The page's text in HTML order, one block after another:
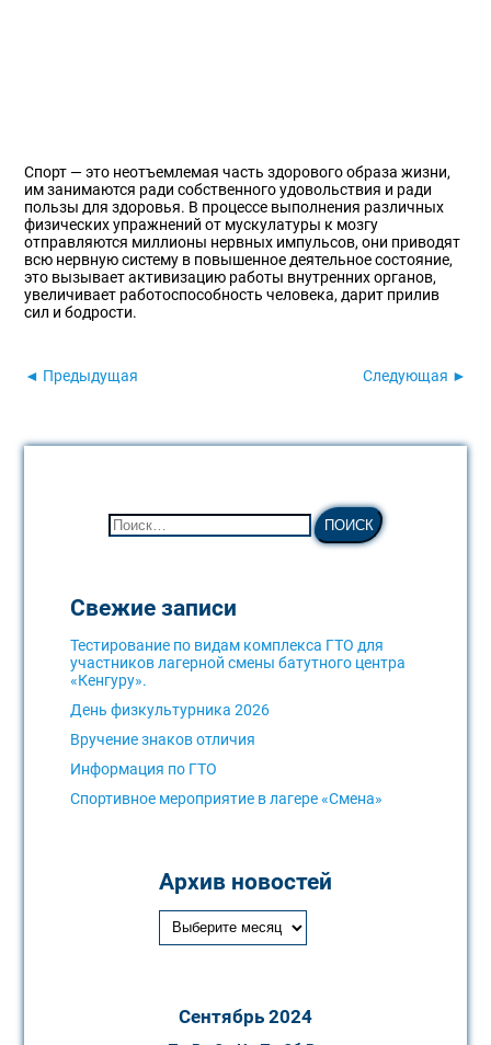
Спорт — это неотъемлемая часть здорового образа жизни,
им занимаются ради собственного удовольствия и ради
пользы для здоровья. В процессе выполнения различных
физических упражнений от мускулатуры к мозгу
отправляются миллионы нервных импульсов, они приводят
всю нервную систему в повышенное деятельное состояние,
это вызывает активизацию работы внутренних органов,
увеличивает работоспособность человека, дарит прилив
сил и бодрости.
◄ Предыдущая Следующая ►
Свежие записи
Тестирование по видам комплекса ГТО для
участников лагерной смены батутного центра
«Кенгуру».
День физкультурника 2026
Вручение знаков отличия
Информация по ГТО
Спортивное мероприятие в лагере «Смена»
Архив новостей
Сентябрь 2024